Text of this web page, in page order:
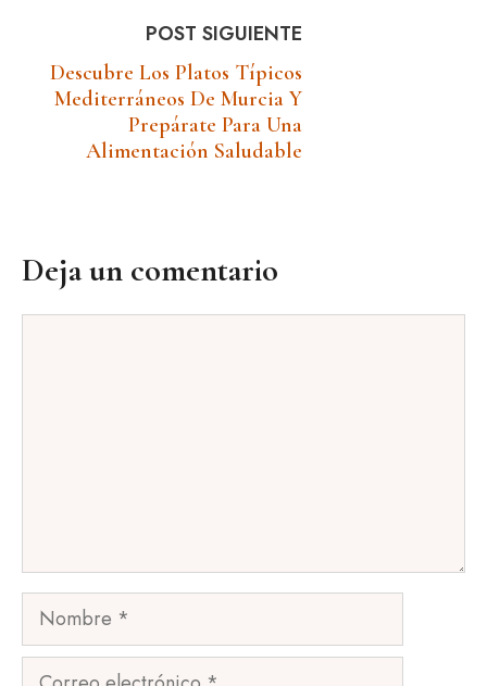
POST SIGUIENTE
Descubre Los Platos Típicos
Mediterráneos De Murcia Y
Prepárate Para Una
Alimentación Saludable
Deja un comentario
Nombre
Correo